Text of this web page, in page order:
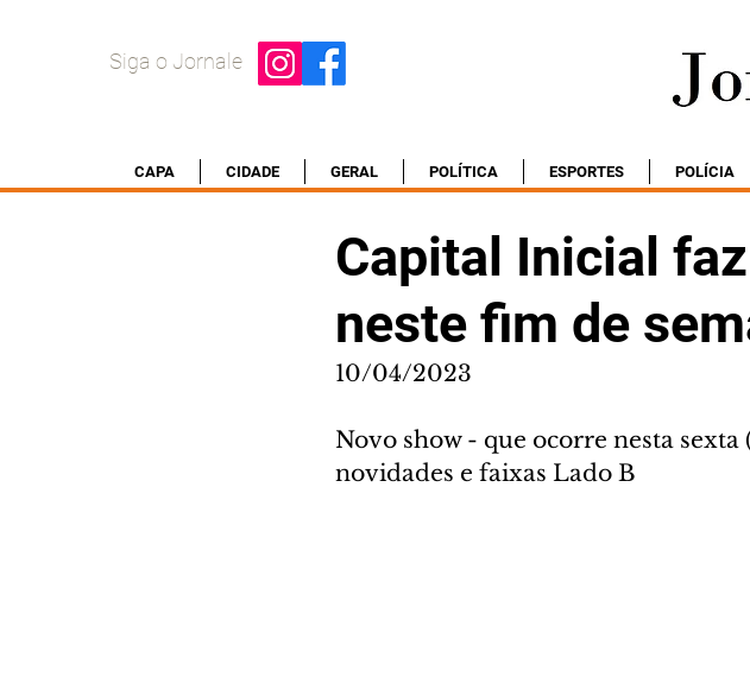
Siga o Jornale
CAPA CIDADE GERAL POLÍTICA ESPORTES POLÍCIA
Capital Inicial
neste fim de
10/04/2023
Novo show - que ocorre nesta sexta
novidades e faixas Lado B